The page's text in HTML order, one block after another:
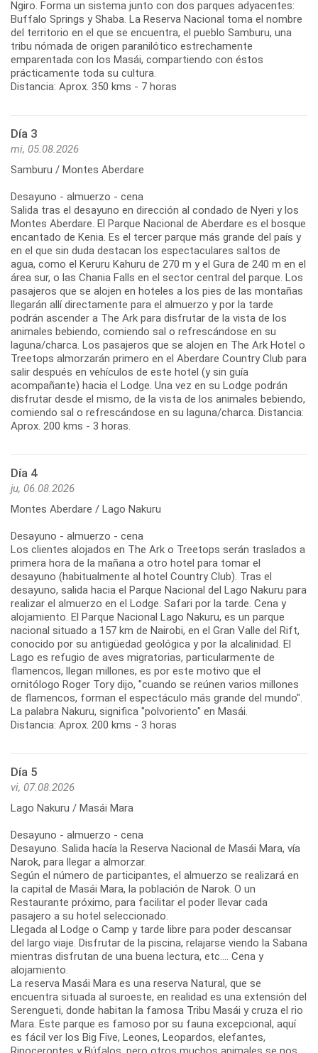
Ngiro. Forma un sistema junto con dos parques adyacentes:
Buffalo Springs y Shaba. La Reserva Nacional toma el nombre
del territorio en el que se encuentra, el pueblo Samburu, una
tribu nómada de origen paranilótico estrechamente
emparentada con los Masái, compartiendo con éstos
prácticamente toda su cultura.
Distancia: Aprox. 350 kms - 7 horas
Día 3
mi, 05.08.2026
Samburu / Montes Aberdare
Desayuno - almuerzo - cena
Salida tras el desayuno en dirección al condado de Nyeri y los
Montes Aberdare. El Parque Nacional de Aberdare es el bosque
encantado de Kenia. Es el tercer parque más grande del país y
en el que sin duda destacan los espectaculares saltos de
agua, como el Keruru Kahuru de 270 m y el Gura de 240 m en el
área sur, o las Chania Falls en el sector central del parque. Los
pasajeros que se alojen en hoteles a los pies de las montañas
llegarán allí directamente para el almuerzo y por la tarde
podrán ascender a The Ark para disfrutar de la vista de los
animales bebiendo, comiendo sal o refrescándose en su
laguna/charca. Los pasajeros que se alojen en The Ark Hotel o
Treetops almorzarán primero en el Aberdare Country Club para
salir después en vehículos de este hotel (y sin guía
acompañante) hacia el Lodge. Una vez en su Lodge podrán
disfrutar desde el mismo, de la vista de los animales bebiendo,
comiendo sal o refrescándose en su laguna/charca. Distancia:
Aprox. 200 kms - 3 horas.
Día 4
ju, 06.08.2026
Montes Aberdare / Lago Nakuru
Desayuno - almuerzo - cena
Los clientes alojados en The Ark o Treetops serán traslados a
primera hora de la mañana a otro hotel para tomar el
desayuno (habitualmente al hotel Country Club). Tras el
desayuno, salida hacia el Parque Nacional del Lago Nakuru para
realizar el almuerzo en el Lodge. Safari por la tarde. Cena y
alojamiento. El Parque Nacional Lago Nakuru, es un parque
nacional situado a 157 km de Nairobi, en el Gran Valle del Rift,
conocido por su antigüedad geológica y por la alcalinidad. El
Lago es refugio de aves migratorias, particularmente de
flamencos, llegan millones, es por este motivo que el
ornitólogo Roger Tory dijo, "cuando se reúnen varios millones
de flamencos, forman el espectáculo más grande del mundo".
La palabra Nakuru, significa "polvoriento" en Masái.
Distancia: Aprox. 200 kms - 3 horas
Día 5
vi, 07.08.2026
Lago Nakuru / Masái Mara
Desayuno - almuerzo - cena
Desayuno. Salida hacía la Reserva Nacional de Masái Mara, vía
Narok, para llegar a almorzar.
Según el número de participantes, el almuerzo se realizará en
la capital de Masái Mara, la población de Narok. O un
Restaurante próximo, para facilitar el poder llevar cada
pasajero a su hotel seleccionado.
Llegada al Lodge o Camp y tarde libre para poder descansar
del largo viaje. Disfrutar de la piscina, relajarse viendo la Sabana
mientras disfrutan de una buena lectura, etc.... Cena y
alojamiento.
La reserva Masái Mara es una reserva Natural, que se
encuentra situada al suroeste, en realidad es una extensión del
Serengueti, donde habitan la famosa Tribu Masái y cruza el rio
Mara. Este parque es famoso por su fauna excepcional, aquí
es fácil ver los Big Five, Leones, Leopardos, elefantes,